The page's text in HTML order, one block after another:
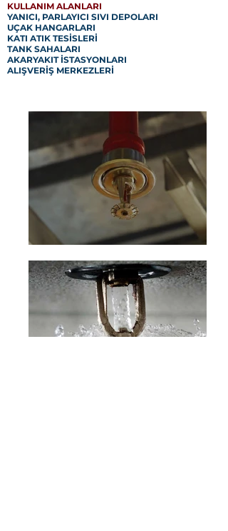
KULLANIM ALANLARI
YANICI, PARLAYICI SIVI DEPOLARI
UÇAK HANGARLARI
KATI ATIK TESİSLERİ
TANK SAHALARI
AKARYAKIT İSTASYONLARI
ALIŞVERİŞ MERKEZLERİ